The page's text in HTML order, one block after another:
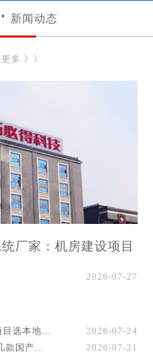
新闻动态
更多 》》
厂家：机房建设项目
2026-07-27
掌握三点核心，广东的机房动环项目选本地厂家事半功倍！
2026-07-24
2026年机房项目预算有限？推荐几款国产动环监控系统品牌
2026-07-21